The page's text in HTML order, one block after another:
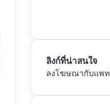
ลิงก์ที่น่าสนใจ
ลงโฆษณากับแพ